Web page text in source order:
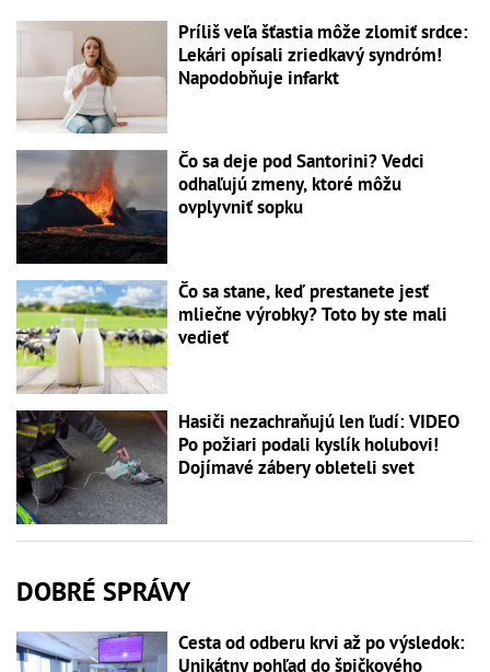
Príliš veľa šťastia môže zlomiť srdce:
Lekári opísali zriedkavý syndróm!
Napodobňuje infarkt
Čo sa deje pod Santorini? Vedci
odhaľujú zmeny, ktoré môžu
ovplyvniť sopku
Čo sa stane, keď prestanete jesť
mliečne výrobky? Toto by ste mali
vedieť
Hasiči nezachraňujú len ľudí: VIDEO
Po požiari podali kyslík holubovi!
Dojímavé zábery obleteli svet
DOBRÉ SPRÁVY
Cesta od odberu krvi až po výsledok:
Unikátny pohľad do špičkového